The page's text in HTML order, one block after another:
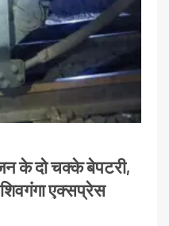
के दो चक्के बेपटरी,
एक्सप्रेस